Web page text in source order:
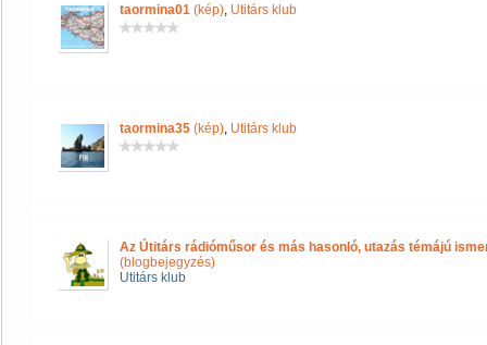
taormina01 (kép), Utitárs klub
taormina35 (kép), Utitárs klub
Az Útitárs rádióműsor és más hasonló, utazás témájú
(blogbejegyzés)
Utitárs klub